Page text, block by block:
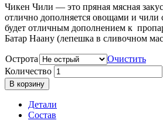
Чикен Чили — это пряная мясная
отлично дополняется овощами и чили
будет отличным дополнением к
Батар Наану (лепешка в сливочном
Острота
Очистить
Количество
В корзину
Детали
Состав